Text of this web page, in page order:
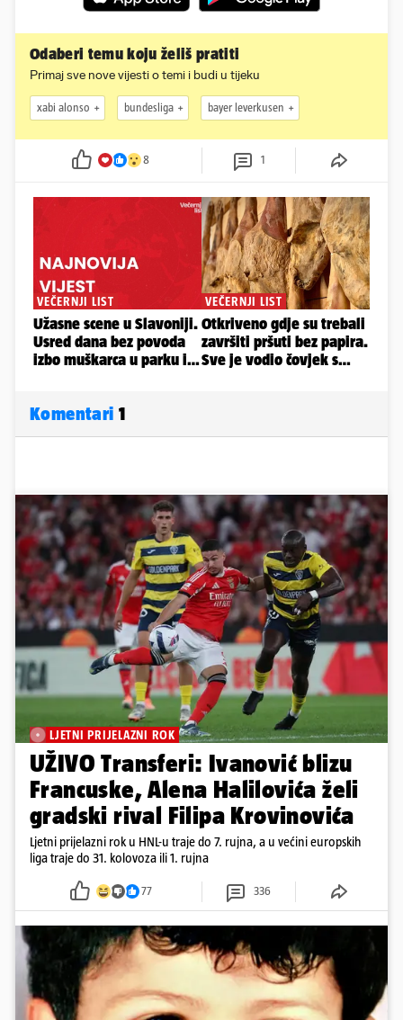
Odaberi temu koju želiš pratiti
Primaj sve nove vijesti o temi i budi u tijeku
xabi alonso bundesliga bayer leverkusen
8 1
Komentari 1
LJETNI PRIJELAZNI ROK
UŽIVO Transferi: Ivanović blizu
Francuske, Alena Halilovića želi
gradski rival Filipa Krovinovića
Ljetni prijelazni rok u HNL-u traje do 7. rujna, a u većini europskih
liga traje do 31. kolovoza ili 1. rujna
77 336